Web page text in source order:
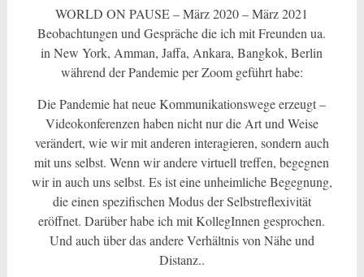
WORLD ON PAUSE – März 2020 – März 2021
Beobachtungen und Gespräche die ich mit Freunden ua.
in New York, Amman, Jaffa, Ankara, Bangkok, Berlin
während der Pandemie per Zoom geführt habe:
Die Pandemie hat neue Kommunikationswege erzeugt –
Videokonferenzen haben nicht nur die Art und Weise
verändert, wie wir mit anderen interagieren, sondern auch
mit uns selbst. Wenn wir andere virtuell treffen, begegnen
wir in auch uns selbst. Es ist eine unheimliche Begegnung,
die einen spezifischen Modus der Selbstreflexivität
eröffnet. Darüber habe ich mit KollegInnen gesprochen.
Und auch über das andere Verhältnis von Nähe und
Distanz..